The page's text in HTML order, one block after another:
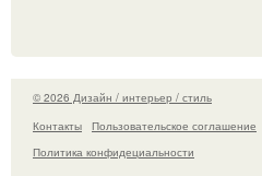
© 2026 Дизайн / интерьер / стиль
Контакты
Пользовательское соглашение
Политика конфидециальности